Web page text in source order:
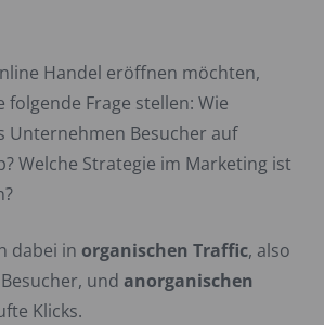
Handel eröffnen möchten,
folgende Frage stellen: Wie
Unternehmen Besucher auf
Welche Strategie im Marketing ist
dabei in organischen Traffic, also
und anorganischen
Klicks.